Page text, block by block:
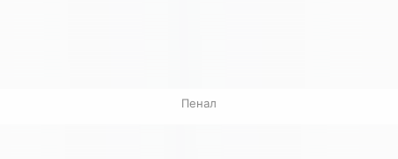
Пенал